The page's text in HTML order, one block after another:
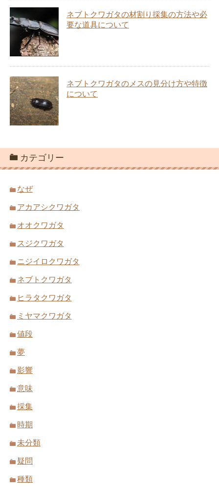
ネブトクワガタの材割り採集の方法や必
要な道具について
ネブトクワガタのメスの見分け方や特徴
について
カテゴリー
なぜ
アカアシクワガタ
オオクワガタ
スジクワガタ
ニジイロクワガタ
ネブトクワガタ
ヒラタクワガタ
ミヤマクワガタ
値段
夢
影響
意味
採集
時期
未分類
疑問
種類